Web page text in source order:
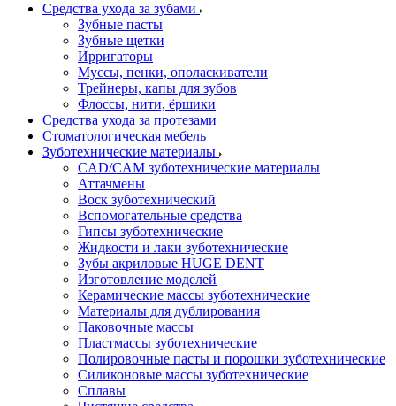
Средства ухода за зубами
Зубные пасты
Зубные щетки
Ирригаторы
Муссы, пенки, ополаскиватели
Трейнеры, капы для зубов
Флоссы, нити, ёршики
Средства ухода за протезами
Стоматологическая мебель
Зуботехнические материалы
CAD/CAM зуботехнические материалы
Аттачмены
Воск зуботехнический
Вспомогательные средства
Гипсы зуботехнические
Жидкости и лаки зуботехнические
Зубы акриловые HUGE DENT
Изготовление моделей
Керамические массы зуботехнические
Материалы для дублирования
Паковочные массы
Пластмассы зуботехнические
Полировочные пасты и порошки зуботехнические
Силиконовые массы зуботехнические
Сплавы